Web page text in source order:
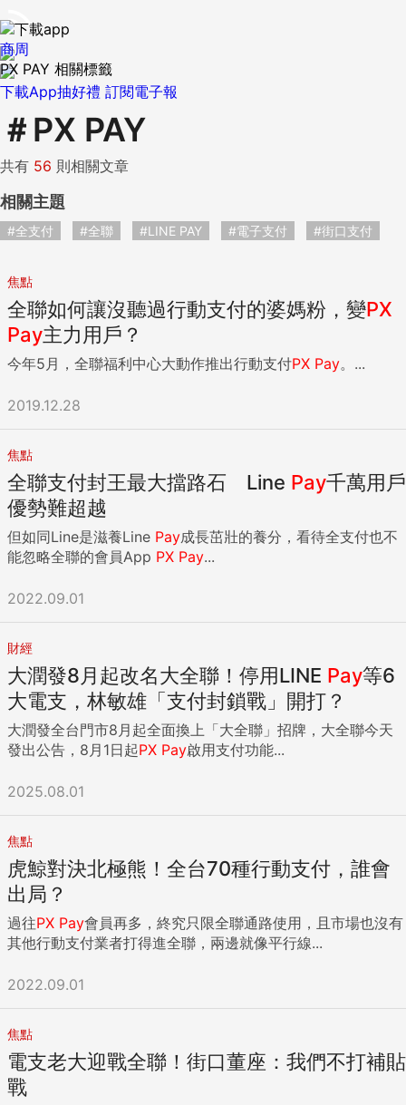
下載App抽好禮 訂閱電子報
商周
PX PAY 相關標籤
＃ PX PAY
共有 56 則相關文章
相關主題
#全支付 #全聯 #LINE PAY #電子支付 #街口支付
焦點
全聯如何讓沒聽過行動支付的婆媽粉，變PX
Pay主力用戶？
今年5月，全聯福利中心大動作推出行動支付PX Pay。...
2019.12.28
焦點
全聯支付封王最大擋路石 Line Pay千萬用戶
優勢難超越
但如同Line是滋養Line Pay成長茁壯的養分，看待全支付也不
能忽略全聯的會員App PX Pay...
2022.09.01
財經
大潤發8月起改名大全聯！停用LINE Pay等6
大電支，林敏雄「支付封鎖戰」開打？
大潤發全台門市8月起全面換上「大全聯」招牌，大全聯今天
發出公告，8月1日起PX Pay啟用支付功能...
2025.08.01
焦點
虎鯨對決北極熊！全台70種行動支付，誰會
出局？
過往PX Pay會員再多，終究只限全聯通路使用，且市場也沒有
其他行動支付業者打得進全聯，兩邊就像平行線...
2022.09.01
焦點
電支老大迎戰全聯！街口董座：我們不打補貼
戰